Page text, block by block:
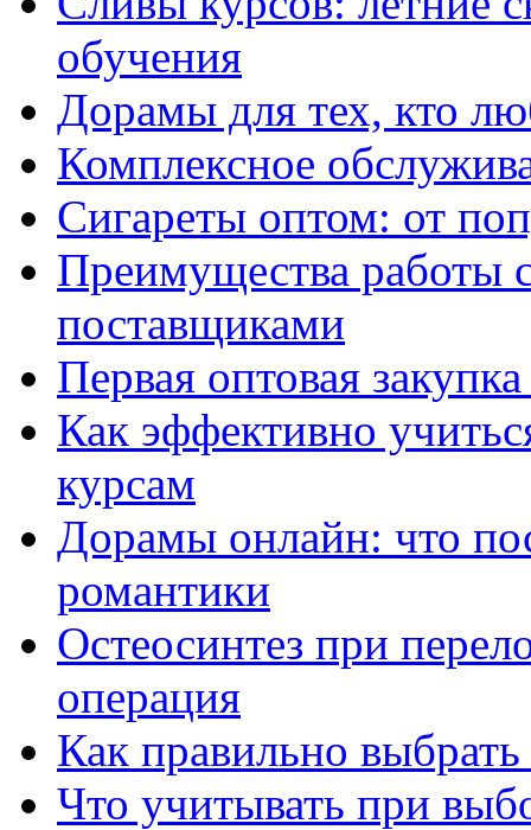
обучения
Дорамы для тех, кто
Комплексное
Сигареты оптом: от
Преимущества работы
поставщиками
Первая оптовая
Как эффективно
курсам
Дорамы онлайн: что
романтики
Остеосинтез при
операция
Как правильно
Что учитывать при